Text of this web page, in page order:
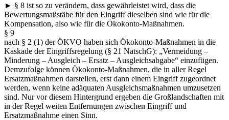
► § 8 ist so zu verändern, dass gewährleistet wird, dass die
Bewertungsmaßstäbe für den Eingriff dieselben sind wie für die
Kompensation, also wie für die Ökokonto-Maßnahmen.
§ 9
nach § 2 (1) der ÖKVO haben sich Ökokonto-Maßnahmen in die
Kaskade der Eingriffsregelung (§ 21 NatschG): „Vermeidung –
Minderung – Ausgleich – Ersatz – Ausgleichsabgabe“ einzufügen.
Demzufolge können Ökokonto-Maßnahmen, die in aller Regel
Ersatzmaßnahmen darstellen, erst dann einem Eingriff zugeordnet
werden, wenn keine adäquaten Ausgleichsmaßnahmen umzusetzen
sind. Nur vor diesem Hintergrund ergeben die Großlandschaften mit
in der Regel weiten Entfernungen zwischen Eingriff und
Ersatzmaßnahme einen Sinn.